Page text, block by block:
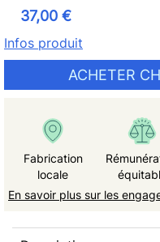
37,00 €
Infos produit
ACHETER
Fabrication
locale
En savoir plus sur les